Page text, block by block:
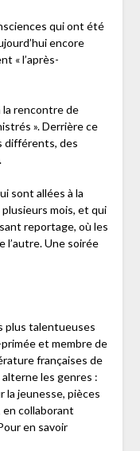
qui ont été
encore
« l’après-
la rencontre de
». Derrière ce
différents, des
sont allées à la
mois, et qui
reportage, où les
l’autre. Une soirée
plus talentueuses
et membre de
françaises de
les genres :
la jeunesse, pièces
collaborant
en savoir